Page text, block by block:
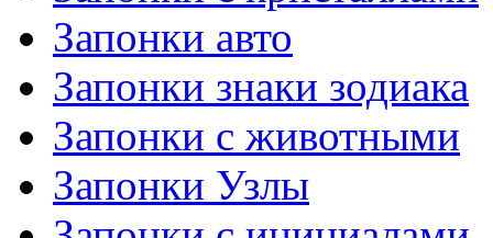
Запонки авто
Запонки знаки зодиака
Запонки с животными
Запонки Узлы